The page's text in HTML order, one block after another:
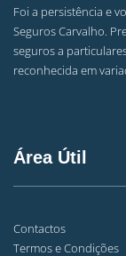
Foi a persistência e
Seguros Carvalho.
seguros a
reconhecida em
Área Útil
Contactos
Termos e Condições